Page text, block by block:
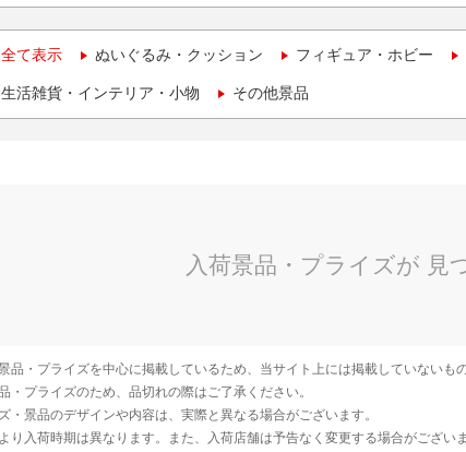
全て表示 ぬいぐるみ・クッション フィギュア・ホビー
生活雑貨・インテリア・小物 その他景品